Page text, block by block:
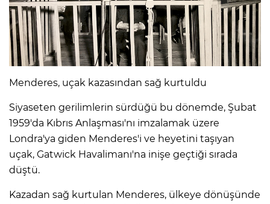
Menderes, uçak kazasından sağ kurtuldu
Siyaseten gerilimlerin sürdüğü bu dönemde, Şubat
1959'da Kıbrıs Anlaşması'nı imzalamak üzere
Londra'ya giden Menderes'i ve heyetini taşıyan
uçak, Gatwick Havalimanı'na inişe geçtiği sırada
düştü.
Kazadan sağ kurtulan Menderes, ülkeye dönüşünde